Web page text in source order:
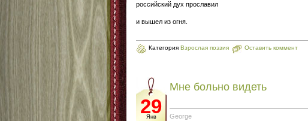
российский дух прославил
и вышел из огня.
Категория Взрослая поэзия Оставить коммент
29
Янв
Мне больно видеть
George